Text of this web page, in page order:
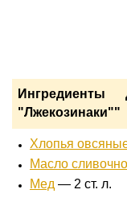
"Лжекозинаки""
Хлопья
Масло
Мед — 2 ст. л.